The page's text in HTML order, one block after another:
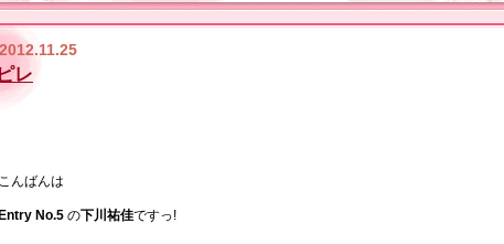
2012.11.25
レ
んばんは
No.5 の下川祐佳ですっ!